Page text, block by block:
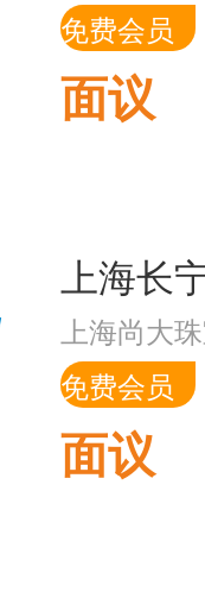
免费会员
面议
上海尚大
免费会员
面议